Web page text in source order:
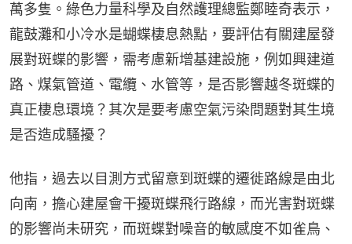
萬多隻。綠色力量科學及自然護理總監鄭睦奇表示，
龍鼓灘和小冷水是蝴蝶棲息熱點，要評估有關建屋發
展對斑蝶的影響，需考慮新增基建設施，例如興建道
路、煤氣管道、電纜、水管等，是否影響越冬斑蝶的
真正棲息環境？其次是要考慮空氣污染問題對其生境
是否造成騷擾？
他指，過去以目測方式留意到斑蝶的遷徙路線是由北
向南，擔心建屋會干擾斑蝶飛行路線，而光害對斑蝶
的影響尚未研究，而斑蝶對噪音的敏感度不如雀鳥、